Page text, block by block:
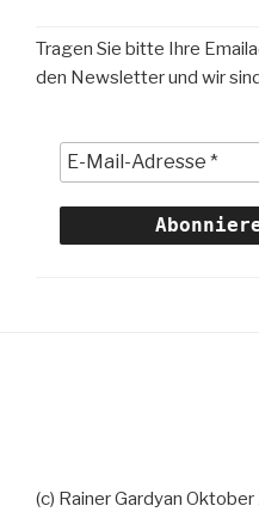
Tragen Sie bitte Ihre
den Newsletter und wir
(c) Rainer Gardyan